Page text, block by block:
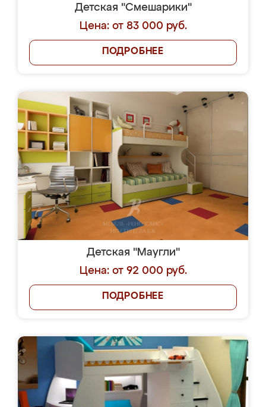
Детская "Смешарики"
Цена: от 83 000 руб.
ПОДРОБНЕЕ
Детская "Маугли"
Цена: от 92 000 руб.
ПОДРОБНЕЕ